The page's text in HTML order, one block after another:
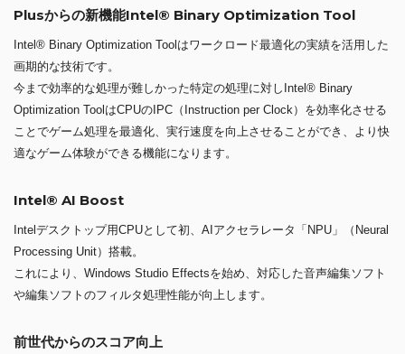
Plusからの新機能Intel® Binary Optimization Tool
Intel® Binary Optimization Toolはワークロード最適化の実績を活用した
画期的な技術です。
今まで効率的な処理が難しかった特定の処理に対しIntel® Binary
Optimization ToolはCPUのIPC（Instruction per Clock）を効率化させる
ことでゲーム処理を最適化、実行速度を向上させることができ、より快
適なゲーム体験ができる機能になります。
Intel® AI Boost
Intelデスクトップ用CPUとして初、AIアクセラレータ「NPU」（Neural
Processing Unit）搭載。
これにより、Windows Studio Effectsを始め、対応した音声編集ソフト
や編集ソフトのフィルタ処理性能が向上します。
前世代からのスコア向上